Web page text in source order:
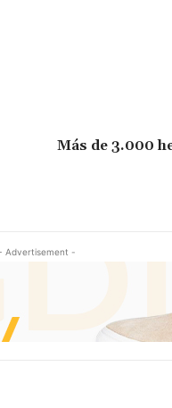
Más de 3.000
Advertisement -